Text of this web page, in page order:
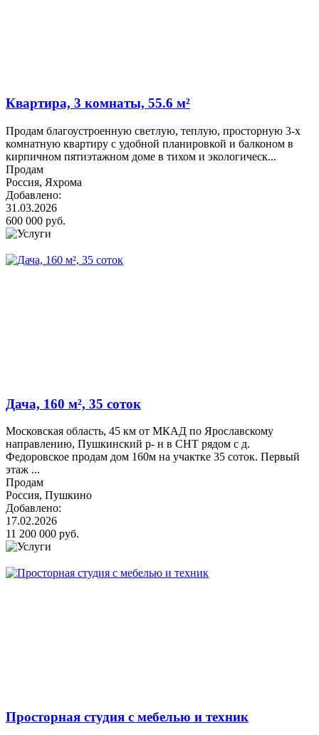
Квартира, 3 комнаты, 55.6 м²
Продам благоустроенную светлую, теплую, просторную 3-х
комнатную квартиру с удобной планировкой и балконом в
кирпичном пятиэтажном доме в тихом и экологическ...
Продам
Россия, Яхрома
Добавлено:
31.03.2026
600 000 руб.
Дача, 160 м², 35 соток
Московская область, 45 км от МКАД по Ярославскому
направлению, Пушкинский р- н в СНТ рядом с д.
Федоровское продам дом 160м на учактке 35 соток. Первый
этаж ...
Продам
Россия, Пушкино
Добавлено:
17.02.2026
11 200 000 руб.
Просторная студия с мебелью и техник